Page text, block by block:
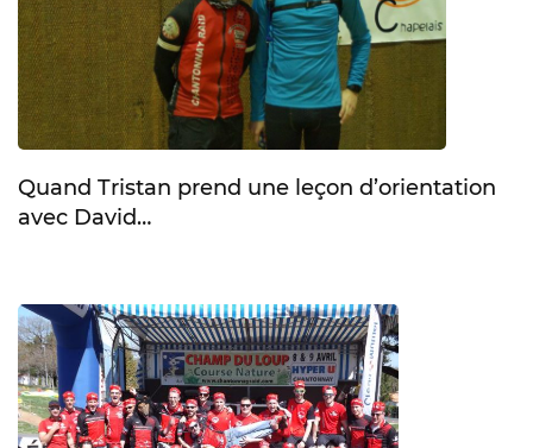
Quand Tristan prend une leçon d’orientation
avec David…